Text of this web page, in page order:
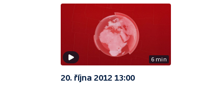
6 min
20. října 2012 13:00